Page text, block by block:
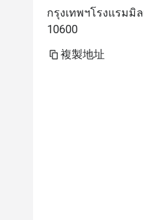
กรุงเทพฯโรงแรมมิ
10600
複製地址